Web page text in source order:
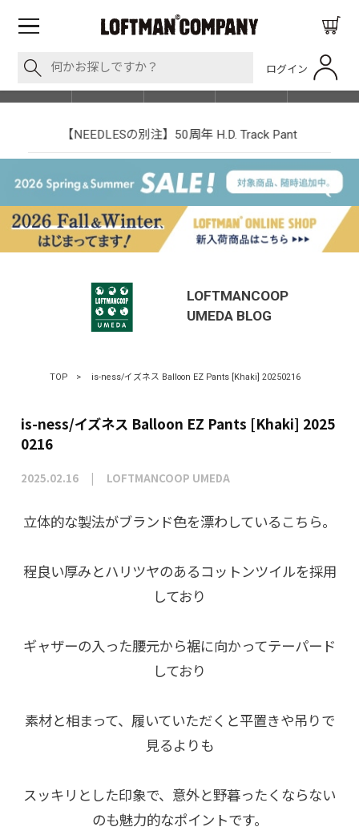
ログイン
SHOP LIST
【NEEDLESの別注】50周年 H.D. Track Pant
LOFTMANCOOP
UMEDABLOG
TOP > is-ness/イズネス Balloon EZ Pants [Khaki] 20250216
is-ness/イズネス Balloon EZ Pants [Khaki] 2025
0216
2025.02.16 LOFTMANCOOP UMEDA
立体的な製法がブランド色を漂わしているこちら。
程良い厚みとハリツヤのあるコットンツイルを採用
しており
ギャザーの入った腰元から裾に向かってテーパード
しており
素材と相まって、履いていただくと平置きや吊りで
見るよりも
スッキリとした印象で、意外と野暮ったくならない
のも魅力的なポイントです。